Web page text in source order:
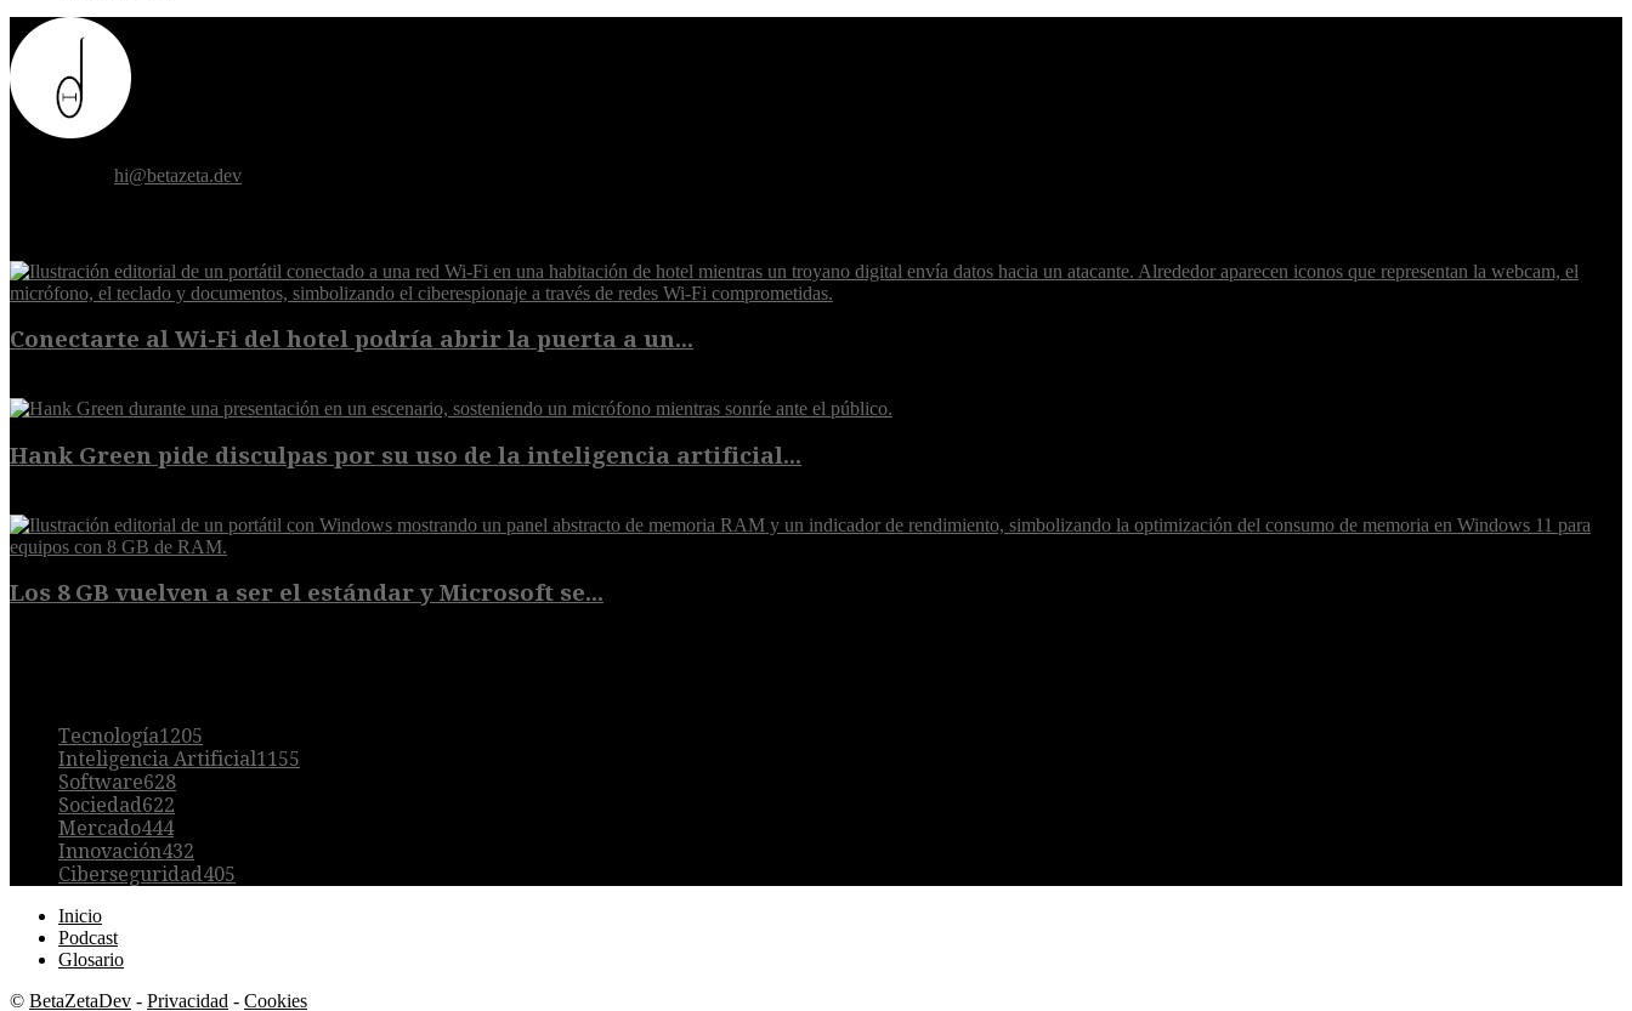
hi@betazeta.dev
Conectarte al Wi-Fi del hotel podría abrir la puerta a un...
Hank Green pide disculpas por su uso de la inteligencia artificial...
Los 8 GB vuelven a ser el estándar y Microsoft se...
Tecnología1205
Inteligencia Artificial1155
Software628
Sociedad622
Mercado444
Innovación432
Ciberseguridad405
Inicio
Podcast
Glosario
© BetaZetaDev - Privacidad - Cookies